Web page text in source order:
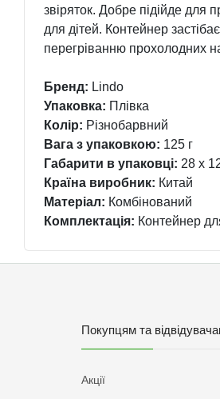
звіряток. Добре підійде для
для дітей. Контейнер
перегріванню прохолодних
Бренд: Lindo
Упаковка: Плівка
Колір: Різнобарвний
Вага з упаковкою: 125 г
Габарити в упаковці: 28 x
Країна виробник: Китай
Матеріал: Комбінований
Комплектація: Контейнер
Покупцям та
Акції